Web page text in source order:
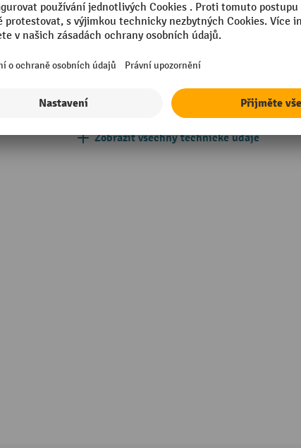
Segmentu
Vybavení dveří
Využití schránky
Zobrazit všechny technické údaje